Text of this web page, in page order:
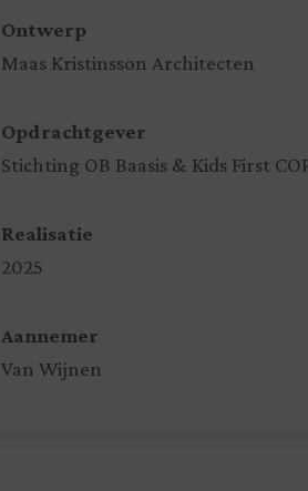
Ontwerp
Maas Kristinsson Architecten
Opdrachtgever
Stichting OB Baasis & Kids First
Realisatie
2025
Aannemer
Van Wijnen